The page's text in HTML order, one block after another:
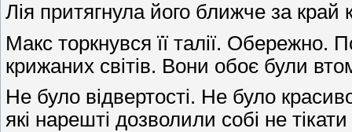
Лія притягнула його ближче за край
Макс торкнувся її талії. Обережно.
крижаних світів. Вони обоє були
Не було відвертості. Не було
які нарешті дозволили собі не